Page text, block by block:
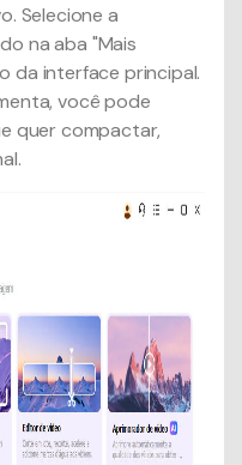
Selecione a
na aba "Mais
da interface principal.
você pode
quer compactar,